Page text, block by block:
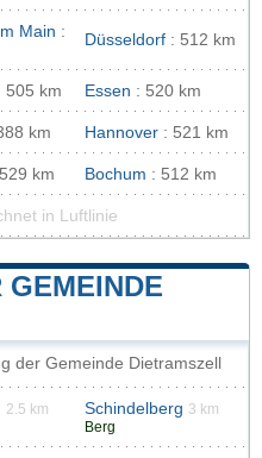
Main :
Düsseldorf : 512 km
505 km Essen : 520 km
km Hannover : 521 km
km Bochum : 512 km
in Luftlinie
GEMEINDE
der Gemeinde Dietramszell
2.5 km
Schindelberg 3 km
Berg